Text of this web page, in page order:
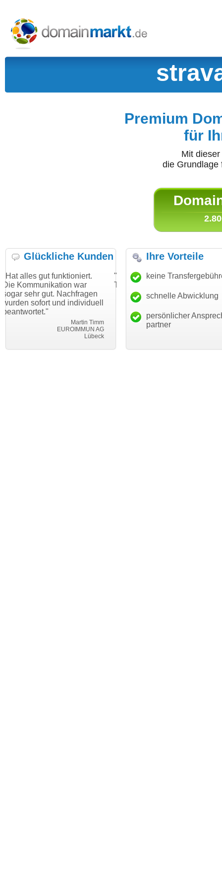
Premium
für
Mit
die
Glückliche Kunden
war
Nachfragen
und individuell
"Danke für den schnellen
Transfer und guten Service!"
Thomas Schäfer
i can eckert communication GmbH
"Ich bin
haben. Die
mein
Ihre Vorteile
keine
schnelle Abwicklung
persönlicher
partner